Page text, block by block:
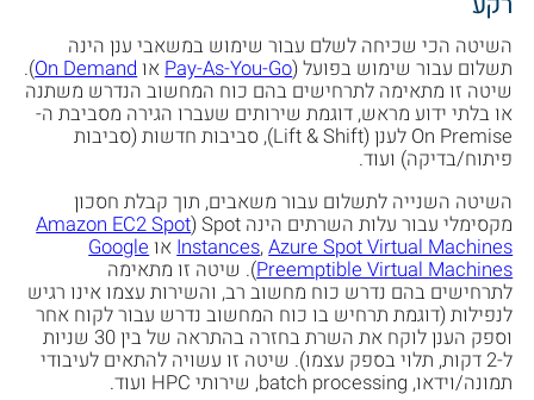
השיטה הכי שכיחה לשלם עבור שימוש במשאבי ענן הינה
תשלום עבור שימוש בפועל (Pay-As-You-GoאוOn Demand
).
שיטה זו מתאימה לתרחישים בהם כוח המחשוב הנדרש משתנה
או בלתי ידוע מראש, דוגמת שירותים שעברו הגירה מסביבת ה-
On Premise לענן (Lift & Shift), סביבות חדשות (סביבות
פיתוח/בדיקה) ועוד.
השיטה השנייה לתשלום עבור משאבים, תוך קבלת חסכון
מקסימלי עבור עלות השרתים הינה Spot ( Amazon EC2 Spot
Instances,Azure Spot Virtual Machines אוGoogle
Preemptible Virtual Machines). שיטה זו מתאימה
לתרחישים בהם נדרש כוח מחשוב רב, והשירות עצמו אינו רגיש
לנפילות (דוגמת תרחיש בו כוח המחשוב נדרש עבור לקוח אחר
וספק הענן לוקח את השרת בחזרה בהתראה של בין 30 שניות
ל-2 דקות, תלוי בספק עצמו). שיטה זו עשויה להתאים לעיבודי
תמונה/וידאו, batch processing, שירותי HPC ועוד.